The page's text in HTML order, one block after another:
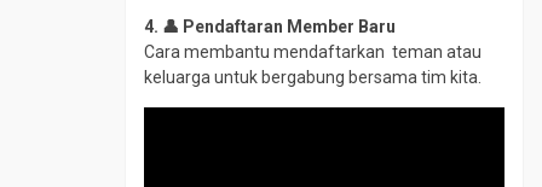
4. 👤 Pendaftaran Member Baru
Cara membantu mendaftarkan teman atau
keluarga untuk bergabung bersama tim kita.